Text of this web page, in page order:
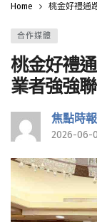
Home 桃金好禮通
合作媒體
桃金好禮
業者強強
焦點時報
2026-06-